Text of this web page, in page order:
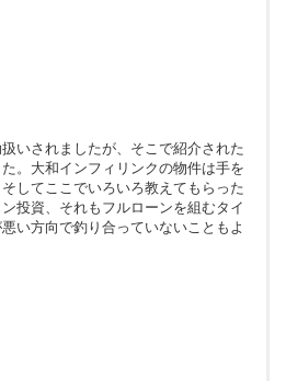
いされましたが、そこで紹介された
。大和インフィリンクの物件は手を
してここでいろいろ教えてもらった
投資、それもフルローンを組むタイ
い方向で釣り合っていないこともよ